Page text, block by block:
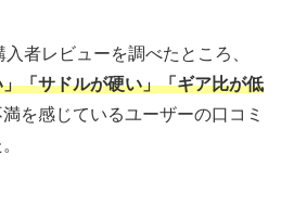
入者レビューを調べたところ、
「サドルが硬い」「ギア比が低
を感じているユーザーの口コミ